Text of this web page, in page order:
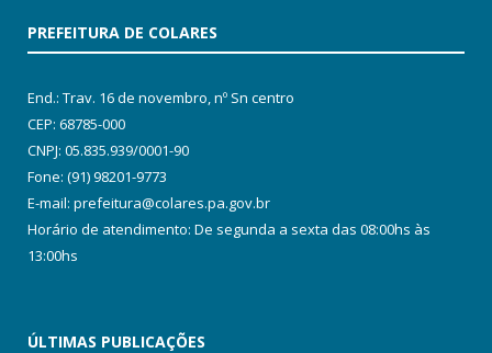
PREFEITURA DE COLARES
End.: Trav. 16 de novembro, nº Sn centro
CEP: 68785-000
CNPJ: 05.835.939/0001-90
Fone: (91) 98201-9773
E-mail: prefeitura@colares.pa.gov.br
Horário de atendimento: De segunda a sexta das 08:00hs às
13:00hs
ÚLTIMAS PUBLICAÇÕES